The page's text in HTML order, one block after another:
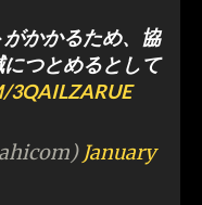
かかるため、協
つとめるとして
3QAILZARUE
January